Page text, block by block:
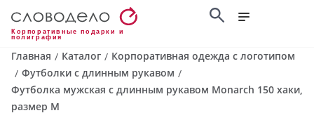
Корпоративные подарки и
полиграфия
Главная / Каталог / Корпоративная одежда с логотипом
/ Футболки с длинным рукавом /
Футболка мужская с длинным рукавом Monarch 150 хаки,
размер M